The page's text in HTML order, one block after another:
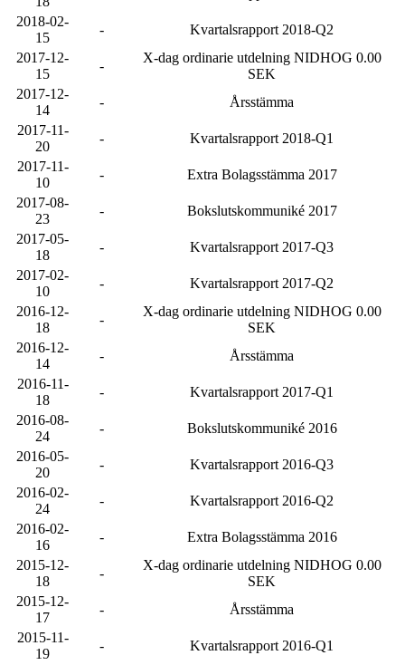
2018-02-
15
-
Kvartalsrapport 2018-Q2
2017-12-
15
-
X-dag ordinarie utdelning NIDHOG 0.00
SEK
2017-12-
14
-
Årsstämma
2017-11-
20
-
Kvartalsrapport 2018-Q1
2017-11-
10
-
Extra Bolagsstämma 2017
2017-08-
23
-
Bokslutskommuniké 2017
2017-05-
18
-
Kvartalsrapport 2017-Q3
2017-02-
10
-
Kvartalsrapport 2017-Q2
2016-12-
18
-
X-dag ordinarie utdelning NIDHOG 0.00
SEK
2016-12-
14
-
Årsstämma
2016-11-
18
-
Kvartalsrapport 2017-Q1
2016-08-
24
-
Bokslutskommuniké 2016
2016-05-
20
-
Kvartalsrapport 2016-Q3
2016-02-
24
-
Kvartalsrapport 2016-Q2
2016-02-
16
-
Extra Bolagsstämma 2016
2015-12-
18
-
X-dag ordinarie utdelning NIDHOG 0.00
SEK
2015-12-
17
-
Årsstämma
2015-11-
19
-
Kvartalsrapport 2016-Q1